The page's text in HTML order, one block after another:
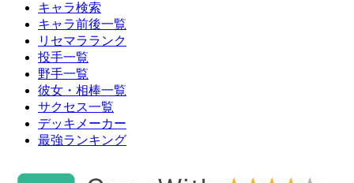
キャラ検索
キャラ前後一覧
リセマラランク
投手一覧
野手一覧
彼女・相棒一覧
サクセス一覧
デッキメーカー
最強ランキング